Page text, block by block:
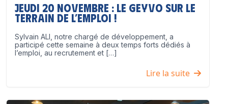
Jeudi 20 novembre : le GEYVO sur le
terrain de l’emploi !
Sylvain ALI, notre chargé de développement, a
participé cette semaine à deux temps forts dédiés à
l’emploi, au recrutement et […]
Lire la suite